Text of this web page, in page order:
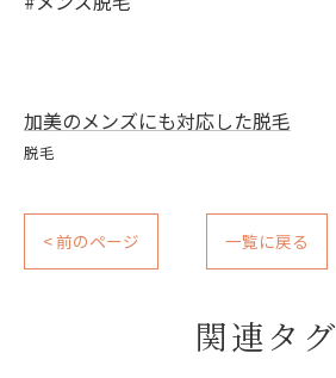
加美のメンズにも対応した脱毛
脱毛
< 前のページ 一覧に戻る
関連タグ